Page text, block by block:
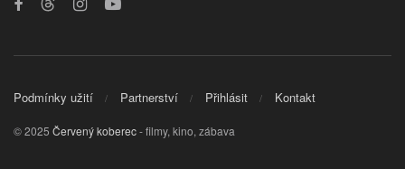
Podmínky užití Partnerství Přihlásit Kontakt
© 2025 Červený koberec- filmy, kino, zábava